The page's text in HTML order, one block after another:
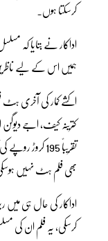
کرسکتا ہوں۔
ہمیں اس کے لیے
کترینہ کیف، اجے
تقریباً 195
بھی فلم ہٹ نہیں
اداکار کی حال ہی میں
کرسکی، یہ فلم ان کی